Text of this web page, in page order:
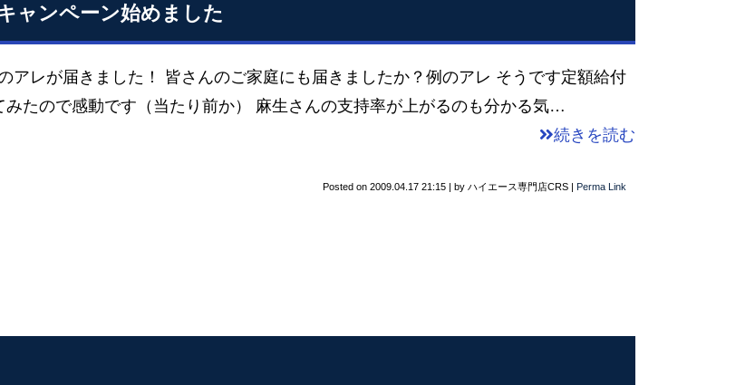
ャンペーン始めました
アレが届きました！ 皆さんのご家庭にも届きましたか？例のアレ そうです定額給付
たので感動です（当たり前か） 麻生さんの支持率が上がるのも分かる気…
続きを読む
Posted on 2009.04.17 21:15 | by ハイエース専門店CRS | Perma Link